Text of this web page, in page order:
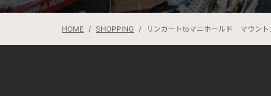
HOME SHOPPING リンカートtoマニホールド マウント